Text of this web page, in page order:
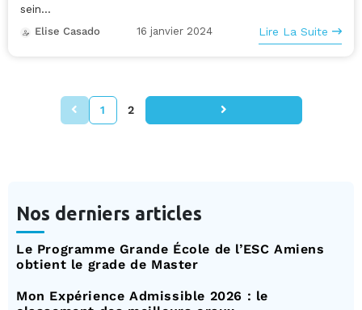
sein...
Elise Casado 16 janvier 2024 Lire La Suite
1 2
Nos derniers articles
Le Programme Grande École de l’ESC Amiens
obtient le grade de Master
Mon Expérience Admissible 2026 : le